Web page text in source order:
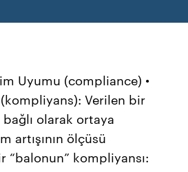
Uyumu (compliance) •
Verilen bir
bağlı olarak ortaya
artışının ölçüsü
“balonun” kompliyansı: